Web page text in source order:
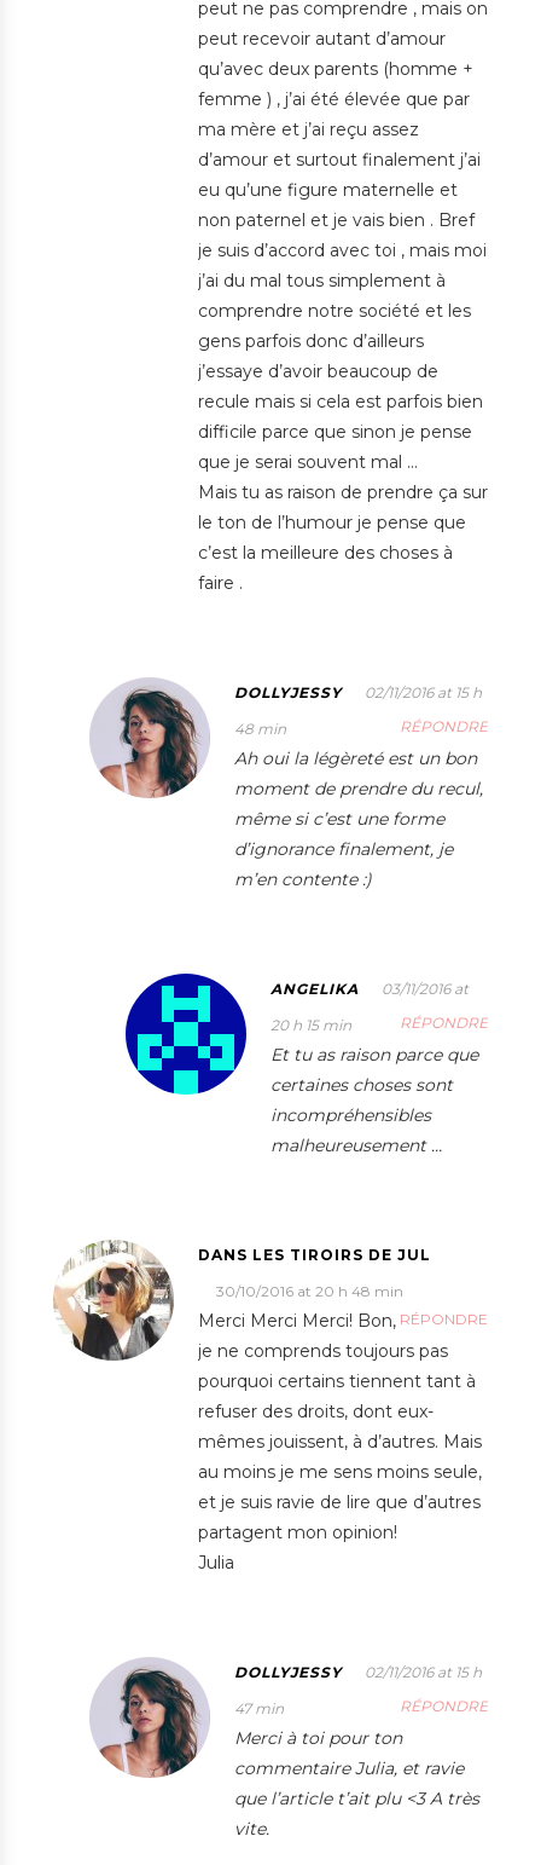
peut ne pas comprendre , mais on
peut recevoir autant d’amour
qu’avec deux parents (homme +
femme ) , j’ai été élevée que par
ma mère et j’ai reçu assez
d’amour et surtout finalement j’ai
eu qu’une figure maternelle et
non paternel et je vais bien . Bref
je suis d’accord avec toi , mais moi
j’ai du mal tous simplement à
comprendre notre société et les
gens parfois donc d’ailleurs
j’essaye d’avoir beaucoup de
recule mais si cela est parfois bien
difficile parce que sinon je pense
que je serai souvent mal …
Mais tu as raison de prendre ça sur
le ton de l’humour je pense que
c’est la meilleure des choses à
faire .
DOLLYJESSY
02/11/2016 at 15 h
48 min
RÉPONDRE
Ah oui la légèreté est un bon
moment de prendre du recul,
même si c’est une forme
d’ignorance finalement, je
m’en contente :)
ANGELIKA
03/11/2016 at
20 h 15 min
RÉPONDRE
Et tu as raison parce que
certaines choses sont
incompréhensibles
malheureusement …
DANS LES TIROIRS DE JUL
30/10/2016 at 20 h 48 min
RÉPONDRE
Merci Merci Merci! Bon,
je ne comprends toujours pas
pourquoi certains tiennent tant à
refuser des droits, dont eux-
mêmes jouissent, à d’autres. Mais
au moins je me sens moins seule,
et je suis ravie de lire que d’autres
partagent mon opinion!
Julia
DOLLYJESSY
02/11/2016 at 15 h
47 min
RÉPONDRE
Merci à toi pour ton
commentaire Julia, et ravie
que l’article t’ait plu <3 A très
vite.